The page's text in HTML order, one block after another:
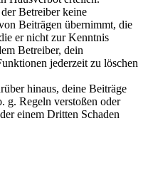
Betreiber keine
Beiträgen übernimmt, die
er nicht zur Kenntnis
Betreiber, dein
jederzeit zu löschen
hinaus, deine Beiträge
g. Regeln verstoßen oder
einem Dritten Schaden